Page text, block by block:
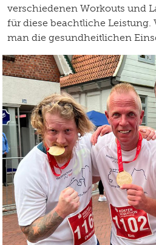
verschiedenen Workouts und
für diese beachtliche Leistung.
man die gesundheitlichen